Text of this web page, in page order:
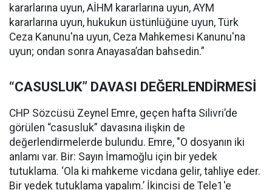
kararlarına uyun, AİHM kararlarına uyun, AYM
kararlarına uyun, hukukun üstünlüğüne uyun, Türk
Ceza Kanunu'na uyun, Ceza Mahkemesi Kanunu'na
uyun; ondan sonra Anayasa’dan bahsedin.”
“CASUSLUK” DAVASI DEĞERLENDİRMESİ
CHP Sözcüsü Zeynel Emre, geçen hafta Silivri’de
görülen “casusluk” davasına ilişkin de
değerlendirmelerde bulundu. Emre, "O dosyanın iki
anlamı var. Bir: Sayın İmamoğlu için bir yedek
tutuklama. ‘Ola ki mahkeme vicdana gelir, tahliye eder.
Bir yedek tutuklama yapalım.’ İkincisi de Tele1'e